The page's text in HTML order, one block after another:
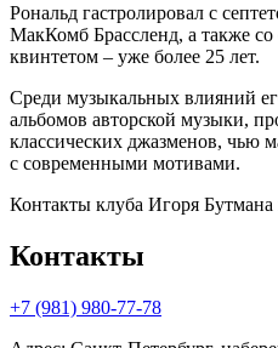
Рональд гастролировал с
МакКомб Брассленд, а также
квинтетом – уже более 25 лет.
Среди музыкальных влияний
альбомов авторской музыки,
классических джазменов, чью
с современными мотивами.
Контакты клуба Игоря Бутмана
Контакты
+7 (981) 980-77-78